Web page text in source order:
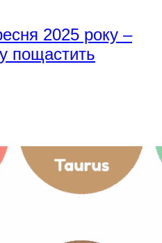
2025 року –
пощастить